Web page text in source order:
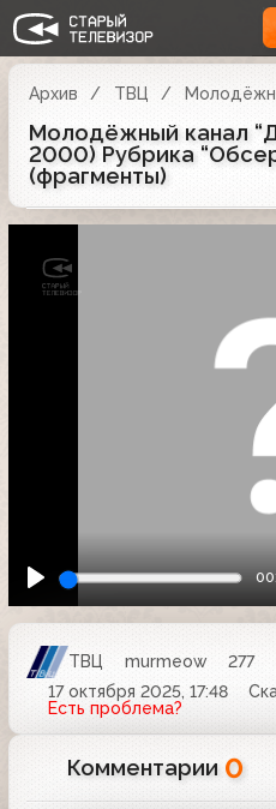
Архив ТВЦ
Молодёжный канал
2000) Рубрика
(фрагменты)
ТВЦ murmeow
277
17 октября 2025, 17:48
Есть проблема?
Комментарии 0